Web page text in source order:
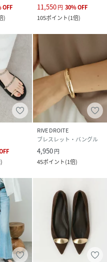
OFF
)
11,550円 30%OFF
105ポイント(1倍)
)
RIVE DROITE
ブレスレット・バングル
4,950円
45ポイント(1倍)